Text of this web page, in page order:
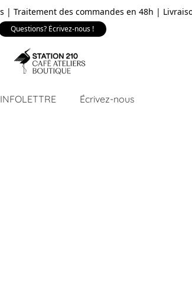
| Traitement des commandes en 48h |
Questions? Écrivez-nous !
INFOLETTRE Écrivez-nous